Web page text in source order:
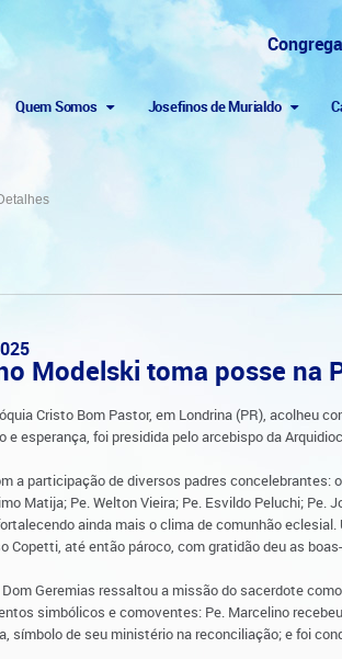
Quem Somos Josefinos de Murialdo
Modelski toma posse na
Cristo Bom Pastor, em Londrina (PR), acolheu
e esperança, foi presidida pelo arcebispo da
a participação de diversos padres concelebrantes:
Matija; Pe. Welton Vieira; Pe. Esvildo Peluchi;
ainda mais o clima de comunhão
Copetti, até então pároco, com gratidão deu as
Geremias ressaltou a missão do sacerdote
simbólicos e comoventes: Pe. Marcelino
símbolo de seu ministério na reconciliação; e foi